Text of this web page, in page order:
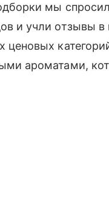
мы
и учли отзывы
ценовых
ароматами,